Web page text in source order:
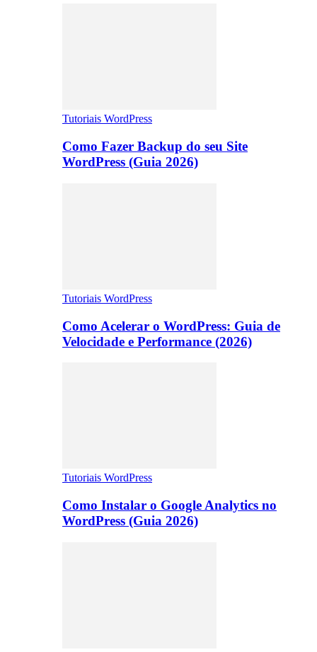
Tutoriais WordPress
Como Fazer Backup do seu Site
WordPress (Guia 2026)
Tutoriais WordPress
Como Acelerar o WordPress: Guia de
Velocidade e Performance (2026)
Tutoriais WordPress
Como Instalar o Google Analytics no
WordPress (Guia 2026)